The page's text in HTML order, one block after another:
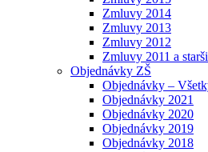
Zmluvy 2014
Zmluvy 2013
Zmluvy 2012
Zmluvy 2011 a
Objednávky ZŠ
Objednávky –
Objednávky 2021
Objednávky 2020
Objednávky 2019
Objednávky 2018